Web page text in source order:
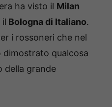
ha visto il Milan
il Bologna di Italiano.
i rossoneri che nel
qualcosa
della grande